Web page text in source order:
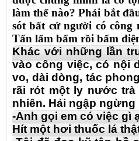
làm thế nào? Phải bắt
sót bất cứ người có
Tấn lẩm bẩm rồi bấm
Khác với những lần
vào công việc, có nội
vo, dài dòng, tác
rãi rót một ly nước trà
nhiên. Hải ngập ngừng
-Anh gọi em có việc gì
Hít một hơi thuốc lá